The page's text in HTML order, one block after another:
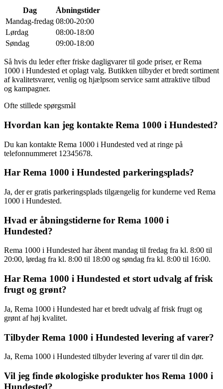
Dag
Åbningstider
Mandag-fredag 08:00-20:00
Lørdag
08:00-18:00
Søndag
09:00-18:00
Så hvis du leder efter friske dagligvarer til gode priser, er Rema
1000 i Hundested et oplagt valg. Butikken tilbyder et bredt sortiment
af kvalitetsvarer, venlig og hjælpsom service samt attraktive tilbud
og kampagner.
Ofte stillede spørgsmål
Hvordan kan jeg kontakte Rema 1000 i Hundested?
Du kan kontakte Rema 1000 i Hundested ved at ringe på
telefonnummeret 12345678.
Har Rema 1000 i Hundested parkeringsplads?
Ja, der er gratis parkeringsplads tilgængelig for kunderne ved Rema
1000 i Hundested.
Hvad er åbningstiderne for Rema 1000 i
Hundested?
Rema 1000 i Hundested har åbent mandag til fredag fra kl. 8:00 til
20:00, lørdag fra kl. 8:00 til 18:00 og søndag fra kl. 8:00 til 16:00.
Har Rema 1000 i Hundested et stort udvalg af frisk
frugt og grønt?
Ja, Rema 1000 i Hundested har et bredt udvalg af frisk frugt og
grønt af høj kvalitet.
Tilbyder Rema 1000 i Hundested levering af varer?
Ja, Rema 1000 i Hundested tilbyder levering af varer til din dør.
Vil jeg finde økologiske produkter hos Rema 1000 i
Hundested?